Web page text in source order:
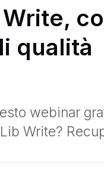
qualità
webinar
Write?